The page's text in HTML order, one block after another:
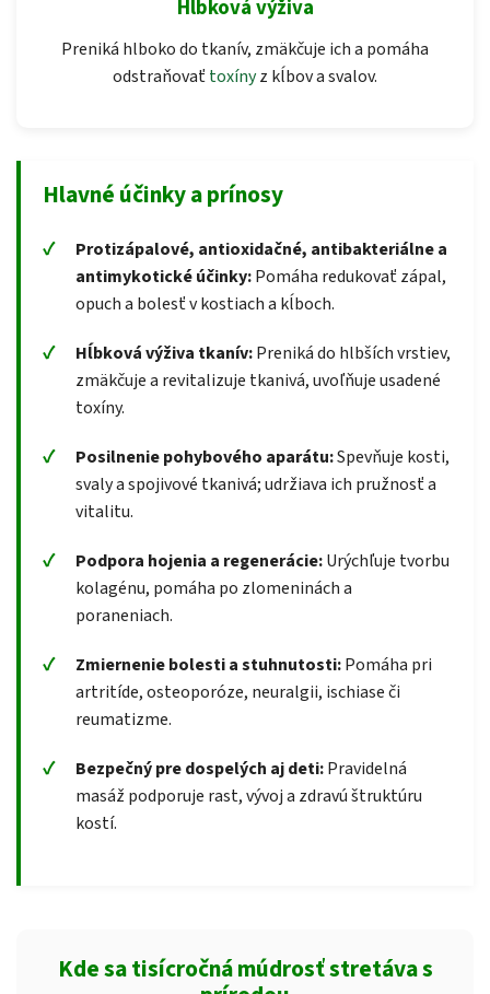
Hĺbková výživa
Preniká hlboko do tkanív, zmäkčuje ich a pomáha
odstraňovaťtoxínyz kĺbov a svalov.
Hlavné účinky a prínosy
Protizápalové, antioxidačné, antibakteriálne a
antimykotické účinky:Pomáha redukovať zápal,
opuch a bolesť v kostiach a kĺboch.
Hĺbková výživa tkanív:Preniká do hlbších vrstiev,
zmäkčuje a revitalizuje tkanivá, uvoľňuje usadené
toxíny.
Posilnenie pohybového aparátu:Spevňuje kosti,
svaly a spojivové tkanivá; udržiava ich pružnosť a
vitalitu.
Podpora hojenia a regenerácie:Urýchľuje tvorbu
kolagénu, pomáha po zlomeninách a
poraneniach.
Zmiernenie bolesti a stuhnutosti:Pomáha pri
artritíde, osteoporóze, neuralgii, ischiase či
reumatizme.
Bezpečný pre dospelých aj deti:Pravidelná
masáž podporuje rast, vývoj a zdravú štruktúru
kostí.
Kde sa tisícročná múdrosť stretáva s